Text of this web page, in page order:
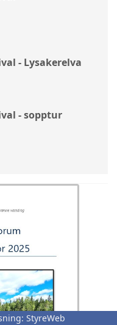
- Lysakerelva
- sopptur
StyreWeb